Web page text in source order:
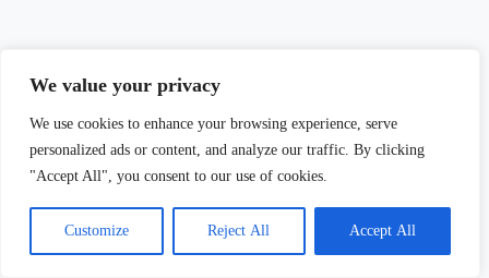
We value your privacy
We use cookies to enhance your browsing experience, serve
personalized ads or content, and analyze our traffic. By clicking
"Accept All", you consent to our use of cookies.
Customize Reject All Accept All
Además, el color naranja sirve para atraer la atención de otros
cardenales durante la época de reproducción.
de fuerza, pasión y exhibición.